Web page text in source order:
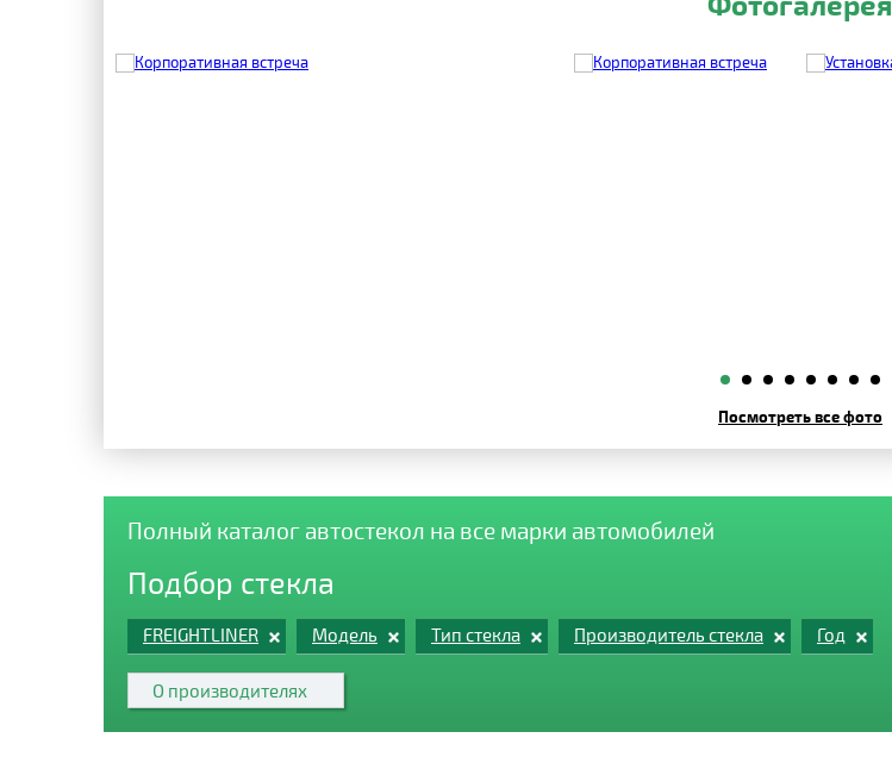
Посмотреть все фото
Полный каталог автостекол на все марки автомобилей
Подбор стекла
FREIGHTLINER Модель Тип стекла Производитель стекла Год
О производителях